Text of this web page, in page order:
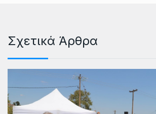
Σχετικά Άρθρα